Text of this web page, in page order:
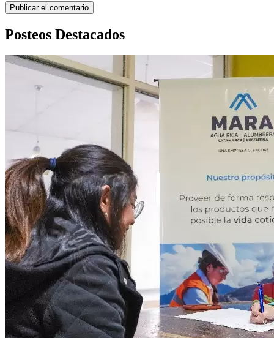
Posteos Destacados